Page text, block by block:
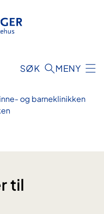
SØK MENY
og barneklinikken
til